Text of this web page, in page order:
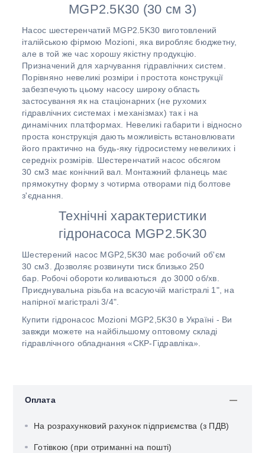
MGP2.5К30 (30 см 3)
Насос шестеренчатий MGP2.5K30 виготовлений
італійською фірмою Mozioni, яка виробляє бюджетну,
але в той же час хорошу якістну продукцію.
Призначений для харчування гідравлічних систем.
Порівняно невеликі розміри і простота конструкції
забезпечують цьому насосу широку область
застосування як на стаціонарних (не рухомих
гідравлічних системах і механізмах) так і на
динамічних платформах. Невеликі габарити і відносно
проста конструкція дають можливість встановлювати
його практично на будь-яку гідросистему невеликих і
середніх розмірів. Шестеренчатий насос обсягом
30 см3 має конічний вал. Монтажний фланець має
прямокутну форму з чотирма отворами під болтове
з'єднання.
Технічні характеристики
гідронасоса MGP2.5K30
Шестерений насос MGP2,5K30 має робочий об'єм
30 см3. Дозволяє розвинути тиск близько 250
бар. Робочі обороти коливаються до 3000 об/хв.
Приєднувальна різьба на всасуючій магістралі 1", на
напірної магістралі 3/4".
Купити гідронасос Mozioni MGP2,5K30 в Україні - Ви
завжди можете на найбільшому оптовому складі
гідравлічного обладнання «СКР-Гідравліка».
Оплата
На розрахунковий рахунок підприємства (з ПДВ)
Готівкою (при отриманні на пошті)